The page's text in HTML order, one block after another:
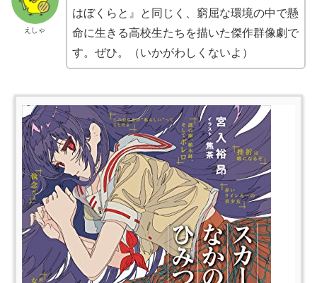
えしゃ
はぼくらと』と同じく、窮屈な環境の中で懸
命に生きる高校生たちを描いた傑作群像劇で
す。ぜひ。（いかがわしくないよ）